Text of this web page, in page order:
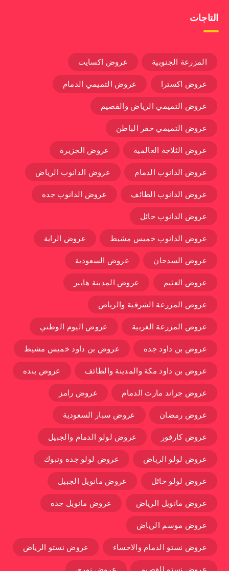
التاجات
المزرعة الجنوبية عروض اكسايت
عروض اكسترا عروض التميمي الدمام
عروض التميمي الرياض والقصيم
عروض التميمي حفر الباطن
عروض الثلاجة العالمية عروض الجزيرة
عروض الدانوب الدمام عروض الدانوب الرياض
عروض الدانوب الطائف عروض الدانوب جده
عروض الدانوب حائل
عروض الدانوب خميس مشيط عروض الراية
عروض السدحان عروض السعودية
عروض العثيم عروض المدينة هايبر
عروض المزرعة الشرقية والرياض
عروض المزرعة الغربية عروض اليوم الوطني
عروض بن داود جده عروض بن داود خميس مشيط
عروض بن داود مكة والمدينة والطائف عروض بنده
عروض جراند مارت الدمام عروض رامز
عروض رمضان عروض سبار السعودية
عروض كارفور عروض لولو الدمام والجبيل
عروض لولو الرياض عروض لولو جده وتبوك
عروض لولو حائل عروض مانويل الجبيل
عروض مانويل الرياض عروض مانويل جده
عروض موسم الرياض
عروض نستو الدمام والاحساء عروض نستو الرياض